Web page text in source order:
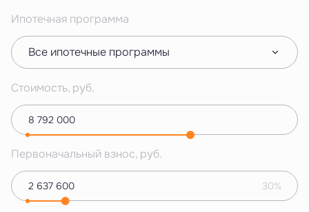
Ипотечная программа
Все ипотечные программы
Стоимость, руб.
Первоначальный взнос, руб.
30%